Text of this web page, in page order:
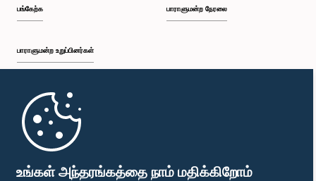
உங்கள் அந்தரங்கத்தை நாம் மதிக்கிறோம்
பங்கேற்க
பாராளுமன்ற உறுப்பினர்கள்
முதற்பக்கம்
பாராளுமன்ற நேரலை
பாராளுமன்ற கையடக்க செயலி